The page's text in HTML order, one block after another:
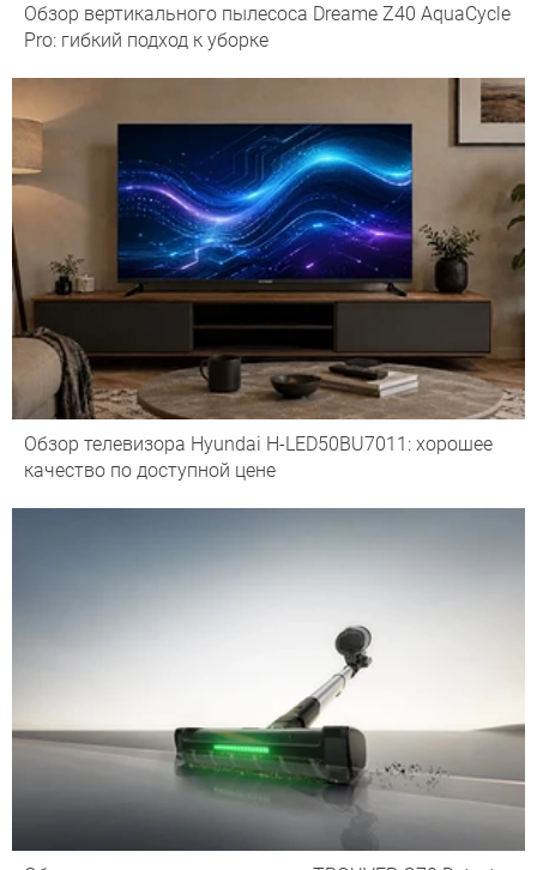
Обзор вертикального пылесоса Dreame Z40 AquaCycle
Pro: гибкий подход к уборке
Обзор телевизора Hyundai H-LED50BU7011: хорошее
качество по доступной цене